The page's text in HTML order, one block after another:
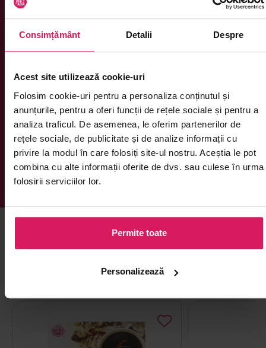
Consimțământ Detalii Despre
Acest site utilizează cookie-uri
Folosim cookie-uri pentru a personaliza conținutul și
anunțurile, pentru a oferi funcții de rețele sociale și pentru a
analiza traficul. De asemenea, le oferim partenerilor de
rețele sociale, de publicitate și de analize informații cu
privire la modul în care folosiți site-ul nostru. Aceștia le pot
combina cu alte informații oferite de dvs. sau culese în urma
folosirii serviciilor lor.
Permite toate
Personalizează
3 g
din care saturate 1.75 g
Proteine 2.5 g
Sare 0.04 g
Îți mai recomandăm și alte produse din
Băuturi răcoritoare, ceai, cafea,
apă de cocos